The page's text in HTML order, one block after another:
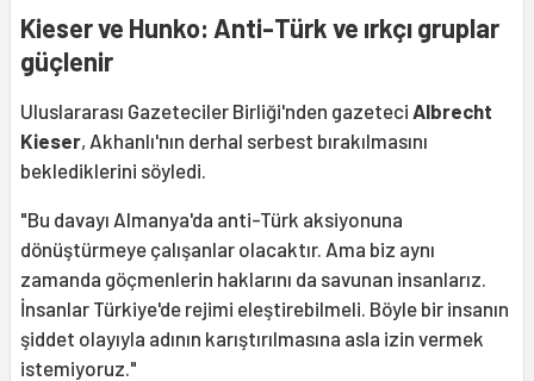
Kieser ve Hunko: Anti-Türk ve ırkçı gruplar
güçlenir
Uluslararası Gazeteciler Birliği'nden gazeteci Albrecht
Kieser, Akhanlı'nın derhal serbest bırakılmasını
beklediklerini söyledi.
"Bu davayı Almanya'da anti-Türk aksiyonuna
dönüştürmeye çalışanlar olacaktır. Ama biz aynı
zamanda göçmenlerin haklarını da savunan insanlarız.
İnsanlar Türkiye'de rejimi eleştirebilmeli. Böyle bir insanın
şiddet olayıyla adının karıştırılmasına asla izin vermek
istemiyoruz."